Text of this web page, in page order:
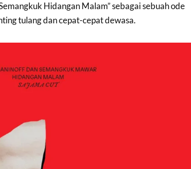
Hidangan Malam” sebagai sebuah ode
tulang dan cepat-cepat dewasa.